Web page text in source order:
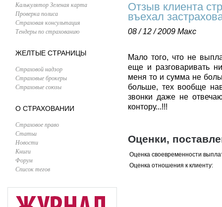
Калькулятор Зеленая карта
Проверка полиса
Страховая консультация
Тендеры по страхованию
ЖЕЛТЫЕ СТРАНИЦЫ
Страховой надзор
Страховые брокеры
Страховые союзы
О СТРАХОВАНИИ
Страховое право
Статьи
Новости
Книги
Форум
Список тегов
Отзыв клиента
въехал
08 / 12 / 2009 Макс
Мало того, что не
еще и разговаривать
меня то и сумма не
больше, тех вообще
звонки даже не
контору...!!!
Оценки,
Оценка своевременности
Оценка отношения к клиенту: